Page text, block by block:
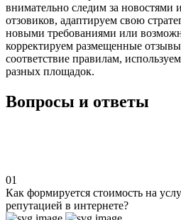
внимательно следим за
отзовиков, адаптируем свою
новыми требованиями или
корректируем размещенные
соответствие правилам,
разных площадок.
Вопросы и ответы
01
Как формируется стоимость на
репутацией в интернете?